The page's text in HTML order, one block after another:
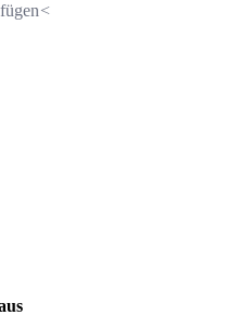
<